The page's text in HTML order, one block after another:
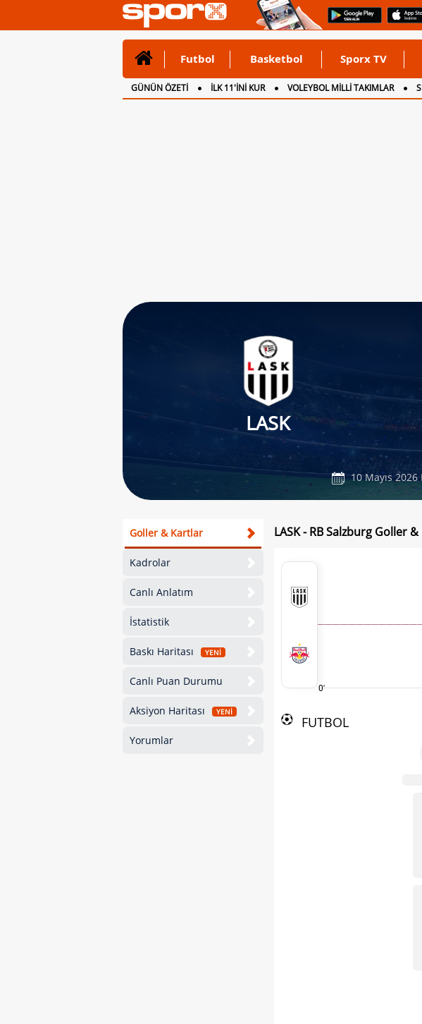
Futbol Basketbol Sporx TV
GÜNÜN ÖZETİ İLK 11'İNİ KUR VOLEYBOL MİLLİ TAKIMLAR
CANLI ANLATIM
İNGİLTERE
LASK
10 Mayıs 2026
Goller & Kartlar
Kadrolar
Canlı Anlatım
İstatistik
Baskı Haritası YENİ
Canlı Puan Durumu
Aksiyon Haritası YENİ
Yorumlar
LASK - RB Salzburg Goller
0'
FUTBOL